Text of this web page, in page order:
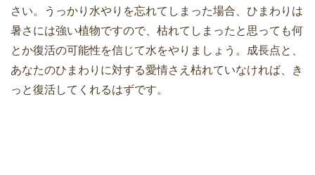
さい。うっかり水やりを忘れてしまった場合、ひまわりは
暑さには強い植物ですので、枯れてしまったと思っても何
とか復活の可能性を信じて水をやりましょう。成長点と、
あなたのひまわりに対する愛情さえ枯れていなければ、き
っと復活してくれるはずです。